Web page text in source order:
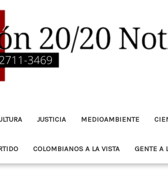
JUSTICIA MEDIOAMBIENTE
COLOMBIANOS A LA VISTA GENTE A